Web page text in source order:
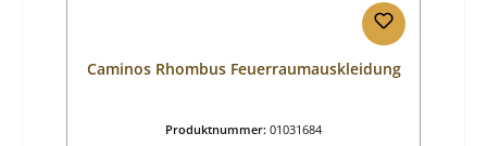
Caminos Rhombus Feuerraumauskleidung
Produktnummer: 01031684